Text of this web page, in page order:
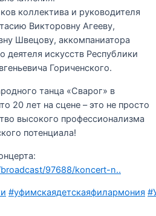
коллектива и руководителя
Викторовну Агееву,
Швецову, аккомпаниатора
деятеля искусств Республики
Гориченского.
танца «Сварог» в
20 лет на сцене – это не просто
высокого профессионализма
потенциала!
97688/koncert-n..
#уфимскаядетскаяфилармония